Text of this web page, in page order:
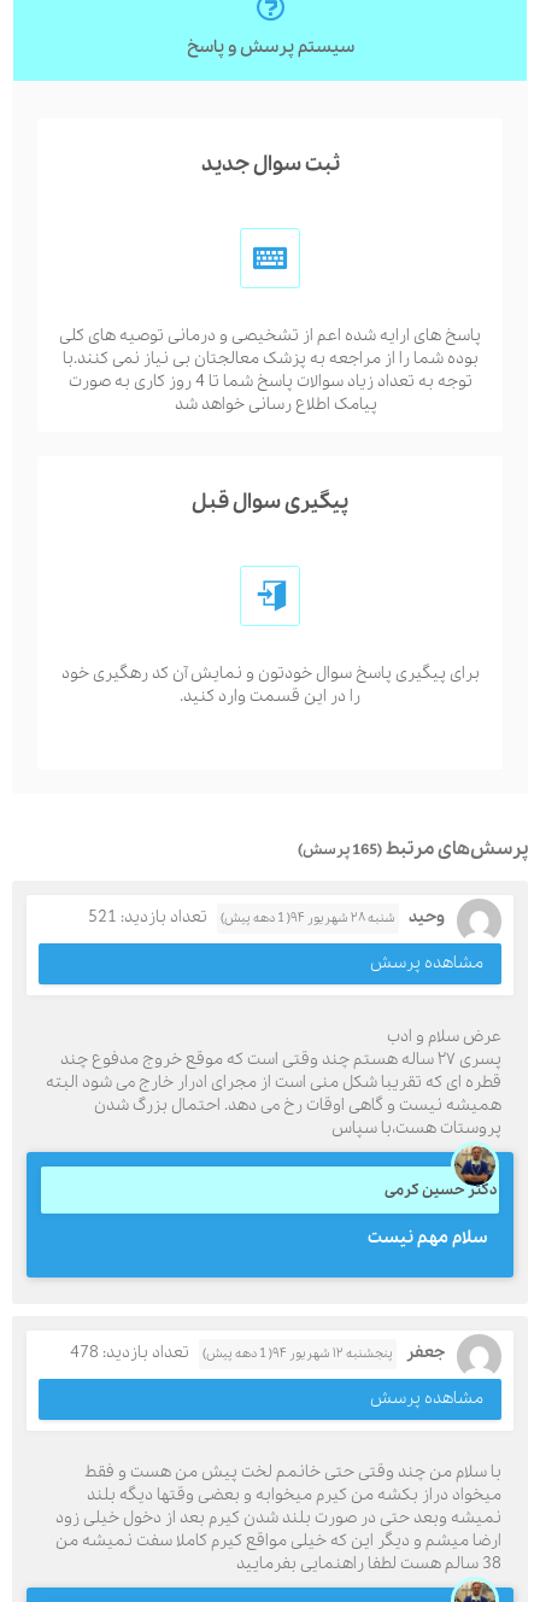
سیستم پرسش و پاسخ
ثبت سوال جدید
پاسخ های ارایه شده اعم از تشخیصی و درمانی توصیه های کلی
بوده شما را از مراجعه به پزشک معالجتان بی نیاز نمی کنند.با
توجه به تعداد زیاد سوالات پاسخ شما تا 4 روز کاری به صورت
پیامک اطلاع رسانی خواهد شد
پیگیری سوال قبل
برای پیگیری پاسخ سوال خودتون و نمایش آن کد رهگیری خود
را در این قسمت وارد کنید.
پرسش‌های مرتبط(165 پرسش)
وحید شنبه ۲۸ شهریور ۹۴( 1 دهه پیش)
تعداد بازدید: 521
مشاهده پرسش
عرض سلام و ادب
پسری ۲۷ ساله هستم چند وقتی است که موقع خروج مدفوع چند
قطره ای که تقریبا شکل منی است از مجرای ادرار خارج می شود البته
همیشه نیست و گاهی اوقات رخ می دهد. احتمال بزرگ شدن
پروستات هست،با سپاس
دکتر حسین کرمی
سلام مهم نیست
جعفر پنجشنبه ۱۲ شهریور ۹۴( 1 دهه پیش)
تعداد بازدید: 478
مشاهده پرسش
با سلام من چند وقتی حتی خانمم لخت پیش من هست و فقط
میخواد دراز بکشه من کیرم میخوابه و بعضی وقتها دیگه بلند
نمیشه وبعد حتی در صورت بلند شدن کیرم بعد از دخول خیلی زود
ارضا میشم و دیگر این که خیلی مواقع کیرم کاملا سفت نمیشه من
38 سالم هست لطفا راهنمایی بفرمایید